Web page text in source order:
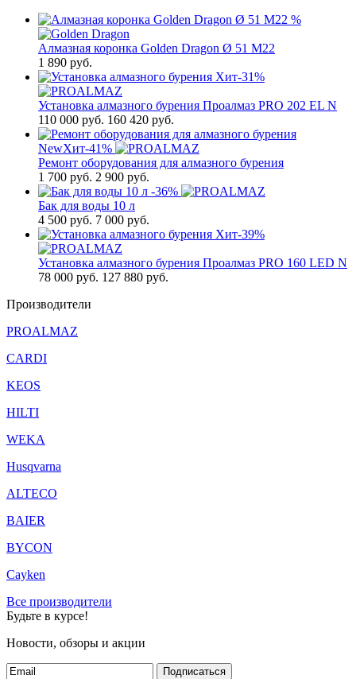
%
Алмазная коронка Golden Dragon Ø 51 М22
1 890 руб.
Хит-31%
Установка алмазного бурения Проалмаз PRO 202 EL N
110 000 руб. 160 420 руб.
NewХит-41%
Ремонт оборудования для алмазного бурения
1 700 руб. 2 900 руб.
-36%
Бак для воды 10 л
4 500 руб. 7 000 руб.
Хит-39%
Установка алмазного бурения Проалмаз PRO 160 LED N
78 000 руб. 127 880 руб.
Производители
PROALMAZ
CARDI
KEOS
HILTI
WEKA
Husqvarna
ALTECO
BAIER
BYCON
Cayken
Все производители
Будьте в курсе!
Новости, обзоры и акции
Подписаться